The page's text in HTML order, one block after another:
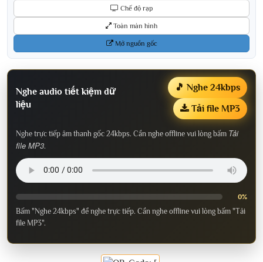
Chế độ rạp
Toàn màn hình
Mở nguồn gốc
Nghe audio tiết kiệm dữ
liệu
🎵 Nghe 24kbps
Tải file MP3
Nghe trực tiếp âm thanh gốc 24kbps. Cần nghe offline vui lòng bấm Tải
file MP3.
0%
Bấm "Nghe 24kbps" để nghe trực tiếp. Cần nghe offline vui lòng bấm "Tải
file MP3".